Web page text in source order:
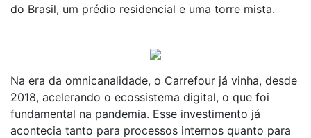
do Brasil, um prédio residencial e uma torre mista.
Na era da omnicanalidade, o Carrefour já vinha, desde
2018, acelerando o ecossistema digital, o que foi
fundamental na pandemia. Esse investimento já
acontecia tanto para processos internos quanto para